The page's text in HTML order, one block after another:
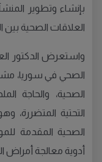
بإنشاء وتطوير
العلاقات الصحية بين
واستعرض الدكتور
الصحي في سوريا،
الصحية، والحاجة
التحتية
الصحية المقدمة
أدوية معالجة أمراض